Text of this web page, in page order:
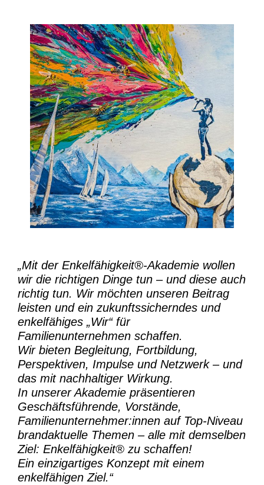
„Mit der Enkelfähigkeit®-Akademiewollen
wir die richtigen Dinge tun – und diese auch
richtig tun. Wir möchten unseren Beitrag
leisten und ein zukunftssicherndes und
enkelfähiges „Wir“ für
Familienunternehmen schaffen.
Wir bieten Begleitung, Fortbildung,
Perspektiven, Impulse und Netzwerk – und
das mit nachhaltiger Wirkung.
In unserer Akademie präsentieren
Geschäftsführende, Vorstände,
Familienunternehmer:innen auf Top-Niveau
brandaktuelle Themen – alle mit demselben
Ziel: Enkelfähigkeit® zu schaffen!
Ein einzigartiges Konzept mit einem
enkelfähigen Ziel.“